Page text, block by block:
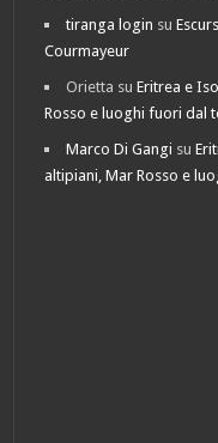
tiranga login su
Courmayeur
Orietta suEritrea e
Rosso e luoghi fuori dal
Marco Di Gangi su
altipiani, Mar Rosso e